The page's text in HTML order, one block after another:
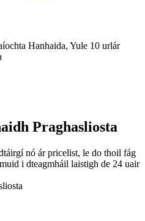
Hanhaida, Yule 10 urlár
Praghasliosta
nó ár pricelist, le do thoil fág
i dteagmháil laistigh de 24 uair